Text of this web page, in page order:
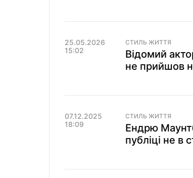
25.05.2026
15:02
СТИЛЬ ЖИТТЯ
Відомий
не прийшов
07.12.2025
18:09
СТИЛЬ ЖИТТЯ
Ендрю
публіці не в